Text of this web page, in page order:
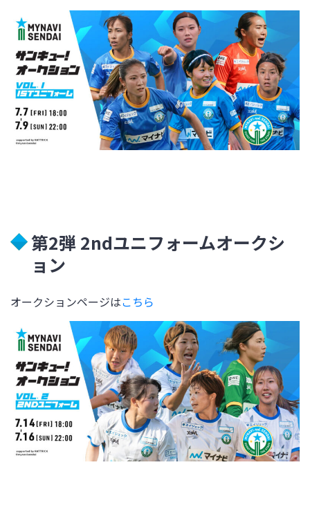
第2弾 2ndユニフォームオークシ
ョン
オークションページはこちら